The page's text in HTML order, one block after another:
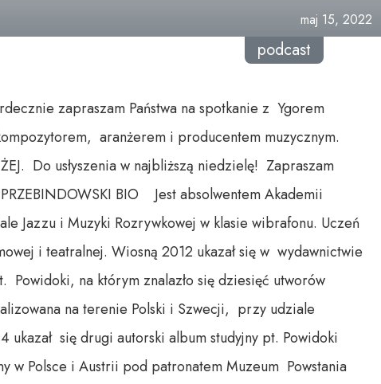
maj 15, 2022
podcast
zapraszam Państwa na spotkanie z Ygorem
aranżerem i producentem muzycznym.
Do usłyszenia w najbliższą niedzielę! Zapraszam
BIO Jest absolwentem Akademii
Jazzu i Muzyki Rozrywkowej w klasie wibrafonu. Uczeń
i teatralnej. Wiosną 2012 ukazał się w wydawnictwie
Powidoki, na którym znalazło się dziesięć utworów
na terenie Polski i Szwecji, przy udziale
ukazał się drugi autorski album studyjny pt. Powidoki
w Polsce i Austrii pod patronatem Muzeum Powstania